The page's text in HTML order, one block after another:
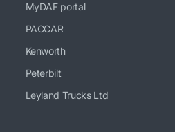
MyDAF portal
PACCAR
Kenworth
Peterbilt
Leyland Trucks Ltd